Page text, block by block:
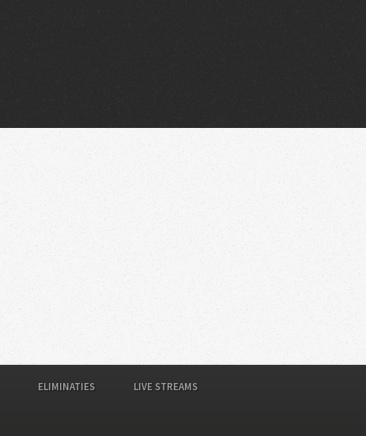
ELIMINATIES LIVE STREAMS